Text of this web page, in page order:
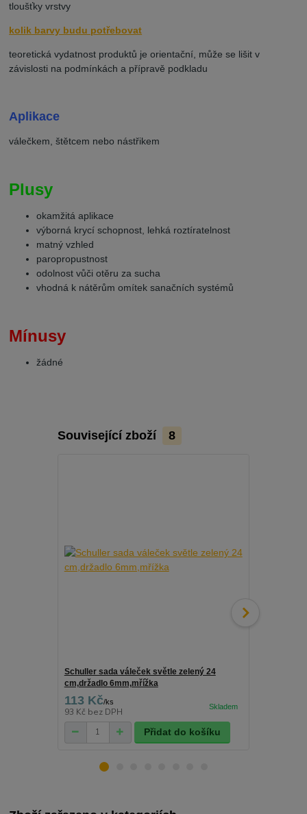
tloušťky vrstvy
kolik barvy budu potřebovat
teoretická vydatnost produktů je orientační, může se lišit v
závislosti na podmínkách a přípravě podkladu
Aplikace
válečkem, štětcem nebo nástřikem
Plusy
okamžitá aplikace
výborná krycí schopnost, lehká roztíratelnost
matný vzhled
paropropustnost
odolnost vůči otěru za sucha
vhodná k nátěrům omítek sanačních systémů
Mínusy
žádné
Související zboží 8
Schuller sada váleček světle zelený 24
cm,držadlo 6mm,mřížka
113 Kč/ks
93 Kč bez DPH
Přidat do košíku